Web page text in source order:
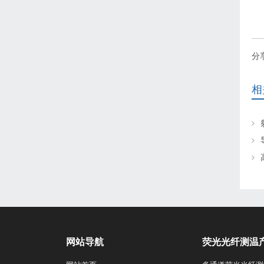
分
网站导航 荧光光纤测温